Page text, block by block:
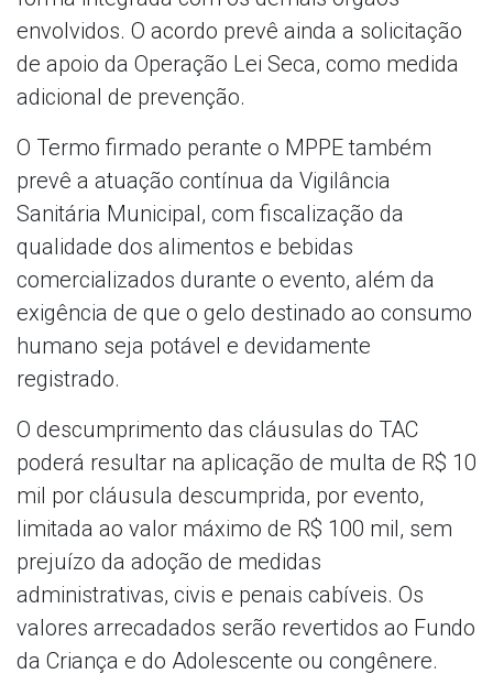
envolvidos. O acordo prevê ainda a solicitação
de apoio da Operação Lei Seca, como medida
adicional de prevenção.
O Termo firmado perante o MPPE também
prevê a atuação contínua da Vigilância
Sanitária Municipal, com fiscalização da
qualidade dos alimentos e bebidas
comercializados durante o evento, além da
exigência de que o gelo destinado ao consumo
humano seja potável e devidamente
registrado.
O descumprimento das cláusulas do TAC
poderá resultar na aplicação de multa de R$ 10
mil por cláusula descumprida, por evento,
limitada ao valor máximo de R$ 100 mil, sem
prejuízo da adoção de medidas
administrativas, civis e penais cabíveis. Os
valores arrecadados serão revertidos ao Fundo
da Criança e do Adolescente ou congênere.